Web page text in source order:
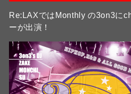
Re:LAXではMonthly の3on3に
ーが出演！